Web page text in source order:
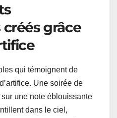
grâce
qui témoignent de
Une soirée de
une note éblouissante
dans le ciel,